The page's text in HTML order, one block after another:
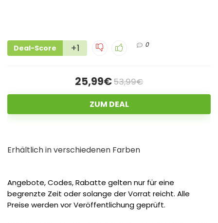
Deal-Score +1 0
25,99€53,99€
ZUM DEAL
Erhältlich in verschiedenen Farben
Angebote, Codes, Rabatte gelten nur für eine
begrenzte Zeit oder solange der Vorrat reicht. Alle
Preise werden vor Veröffentlichung geprüft.